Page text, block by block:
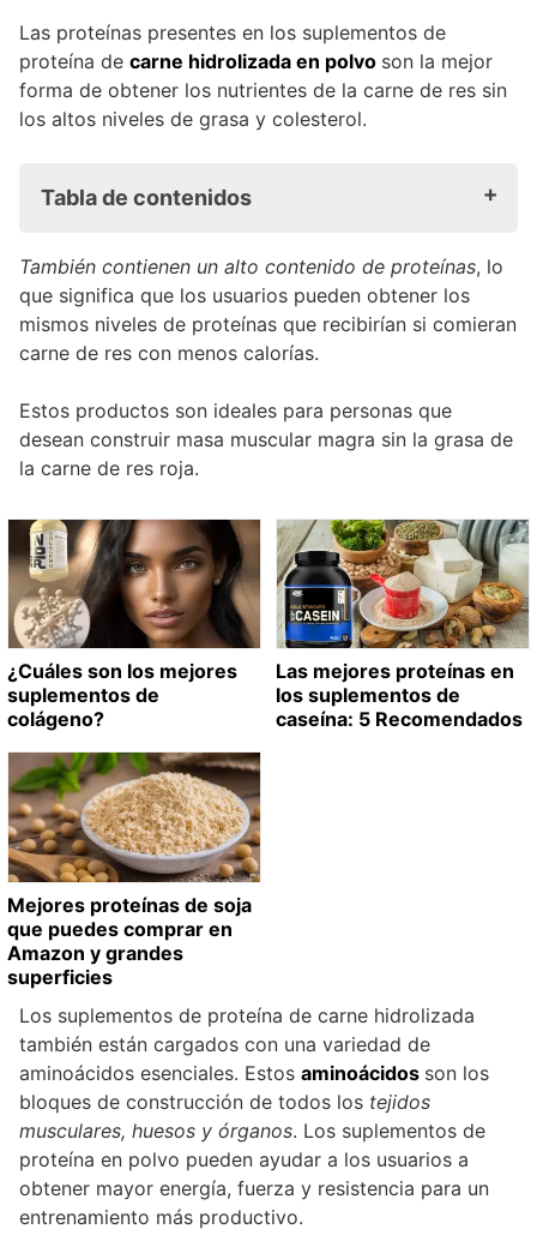
Las proteínas presentes en los suplementos de
proteína de carne hidrolizada en polvo son la mejor
forma de obtener los nutrientes de la carne de res sin
los altos niveles de grasa y colesterol.
Tabla de contenidos
Conclusion
Preguntas y respuestas
También contienen un alto contenido de proteínas, lo
que significa que los usuarios pueden obtener los
mismos niveles de proteínas que recibirían si comieran
carne de res con menos calorías.
Estos productos son ideales para personas que
desean construir masa muscular magra sin la grasa de
la carne de res roja.
¿Cuáles son los mejores
suplementos de
colágeno?
Las mejores proteínas en
los suplementos de
caseína: 5 Recomendados
Mejores proteínas de soja
que puedes comprar en
Amazon y grandes
superficies
Los suplementos de proteína de carne hidrolizada
también están cargados con una variedad de
aminoácidos esenciales. Estos aminoácidos son los
bloques de construcción de todos los tejidos
musculares, huesos y órganos. Los suplementos de
proteína en polvo pueden ayudar a los usuarios a
obtener mayor energía, fuerza y resistencia para un
entrenamiento más productivo.